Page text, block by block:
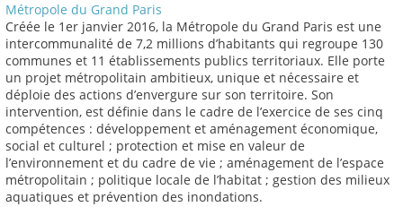
Métropole du Grand Paris
Créée le 1er janvier 2016, la Métropole du Grand Paris est une
intercommunalité de 7,2 millions d’habitants qui regroupe 130
communes et 11 établissements publics territoriaux. Elle porte
un projet métropolitain ambitieux, unique et nécessaire et
déploie des actions d’envergure sur son territoire. Son
intervention, est définie dans le cadre de l’exercice de ses cinq
compétences : développement et aménagement économique,
social et culturel ; protection et mise en valeur de
l’environnement et du cadre de vie ; aménagement de l’espace
métropolitain ; politique locale de l’habitat ; gestion des milieux
aquatiques et prévention des inondations.